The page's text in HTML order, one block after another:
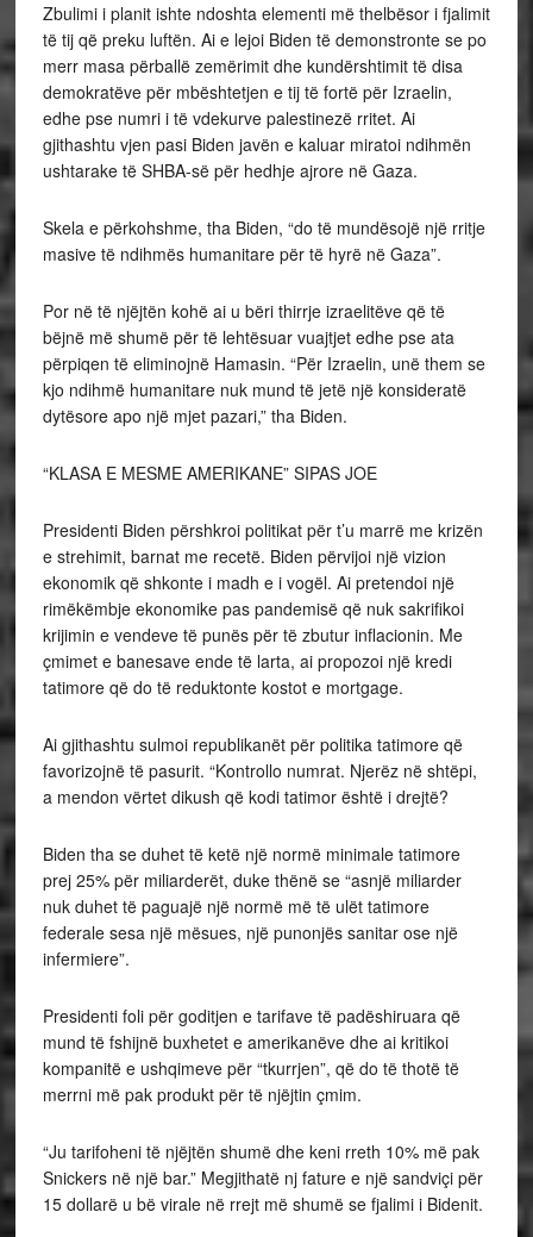
Zbulimi i planit ishte ndoshta elementi më thelbësor i fjalimit
të tij që preku luftën. Ai e lejoi Biden të demonstronte se po
merr masa përballë zemërimit dhe kundërshtimit të disa
demokratëve për mbështetjen e tij të fortë për Izraelin,
edhe pse numri i të vdekurve palestinezë rritet. Ai
gjithashtu vjen pasi Biden javën e kaluar miratoi ndihmën
ushtarake të SHBA-së për hedhje ajrore në Gaza.
Skela e përkohshme, tha Biden, “do të mundësojë një rritje
masive të ndihmës humanitare për të hyrë në Gaza”.
Por në të njëjtën kohë ai u bëri thirrje izraelitëve që të
bëjnë më shumë për të lehtësuar vuajtjet edhe pse ata
përpiqen të eliminojnë Hamasin. “Për Izraelin, unë them se
kjo ndihmë humanitare nuk mund të jetë një konsideratë
dytësore apo një mjet pazari,” tha Biden.
“KLASA E MESME AMERIKANE” SIPAS JOE
Presidenti Biden përshkroi politikat për t’u marrë me krizën
e strehimit, barnat me recetë. Biden përvijoi një vizion
ekonomik që shkonte i madh e i vogël. Ai pretendoi një
rimëkëmbje ekonomike pas pandemisë që nuk sakrifikoi
krijimin e vendeve të punës për të zbutur inflacionin. Me
çmimet e banesave ende të larta, ai propozoi një kredi
tatimore që do të reduktonte kostot e mortgage.
Ai gjithashtu sulmoi republikanët për politika tatimore që
favorizojnë të pasurit. “Kontrollo numrat. Njerëz në shtëpi,
a mendon vërtet dikush që kodi tatimor është i drejtë?
Biden tha se duhet të ketë një normë minimale tatimore
prej 25% për miliarderët, duke thënë se “asnjë miliarder
nuk duhet të paguajë një normë më të ulët tatimore
federale sesa një mësues, një punonjës sanitar ose një
infermiere”.
Presidenti foli për goditjen e tarifave të padëshiruara që
mund të fshijnë buxhetet e amerikanëve dhe ai kritikoi
kompanitë e ushqimeve për “tkurrjen”, që do të thotë të
merrni më pak produkt për të njëjtin çmim.
“Ju tarifoheni të njëjtën shumë dhe keni rreth 10% më pak
Snickers në një bar.” Megjithatë nj fature e një sandviçi për
15 dollarë u bë virale në rrejt më shumë se fjalimi i Bidenit.